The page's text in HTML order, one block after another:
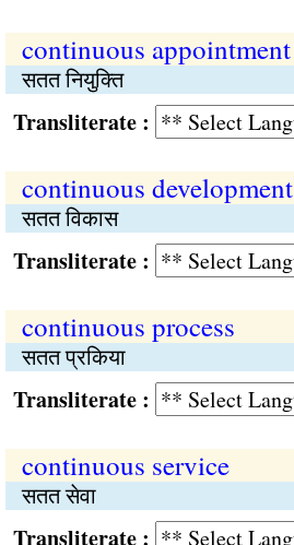
continuous appointment
सतत नियुक्ति
:
continuous development
सतत विकास
:
continuous process
सतत प्रकिया
:
continuous service
सतत सेवा
: